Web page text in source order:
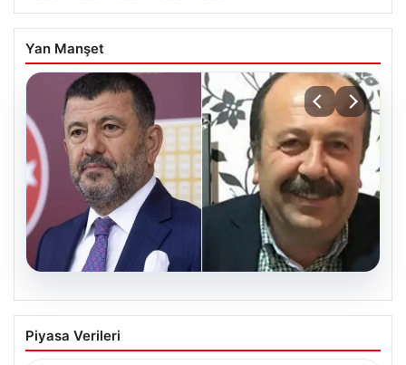
Yan Manşet
Veli Ağbaba’nın ağabeyi Hür Ağbaba
tutuklandı
Piyasa Verileri